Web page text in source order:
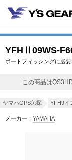
YFHⅡ09WS-
ボートフィッシングに必
この商品は
ヤマハGPS魚探 YFH9イ
メーカー： YAMAHA